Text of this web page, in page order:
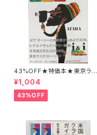
43%OFF★特価本★東京ラス
タマン IZABA
¥1,004
43%OFF